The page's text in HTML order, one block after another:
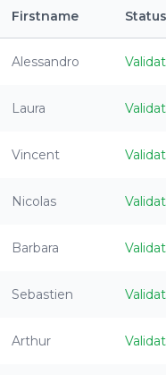
Firstname Status
Alessandro
Laura
Vincent
Nicolas
Barbara
Sebastien
Arthur